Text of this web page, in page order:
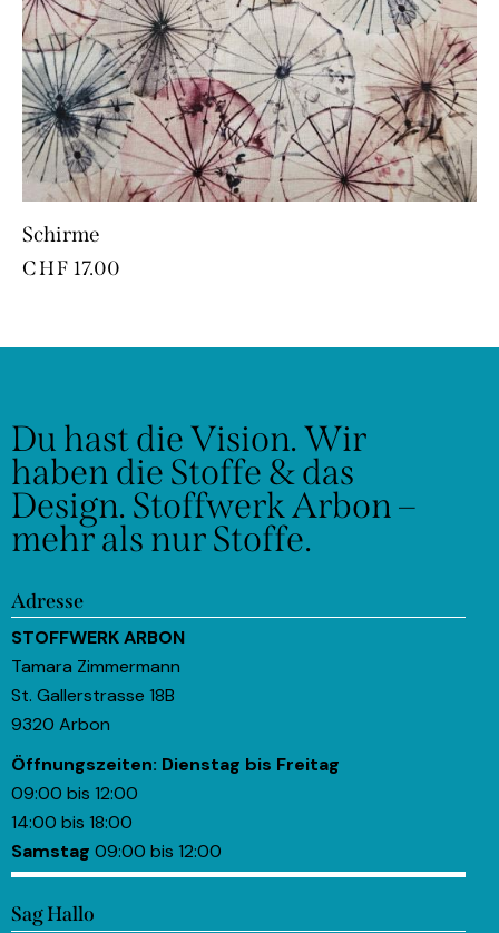
Schirme
CHF 17.00
Du hast die Vision.Wir
haben die Stoffe & das
Design. Stoffwerk Arbon –
mehr als nur Stoffe.
Adresse
STOFFWERK ARBON
Tamara Zimmermann
St. Gallerstrasse 18B
9320 Arbon
Öffnungszeiten: Dienstag bis Freitag
09:00 bis 12:00
14:00 bis 18:00
Samstag 09:00 bis 12:00
Sag Hallo